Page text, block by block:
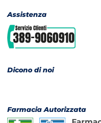
Assistenza
Dicono di noi
Farmacia Autorizzata